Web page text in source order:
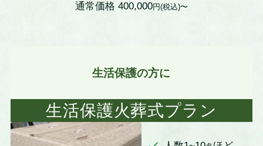
通常価格 400,000円(税込)〜
生活保護の方に
生活保護火葬式プラン